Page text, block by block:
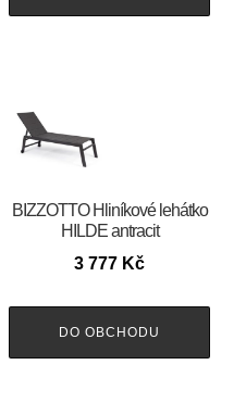
BIZZOTTO Hliníkové lehátko
HILDE antracit
3 777 Kč
DO OBCHODU